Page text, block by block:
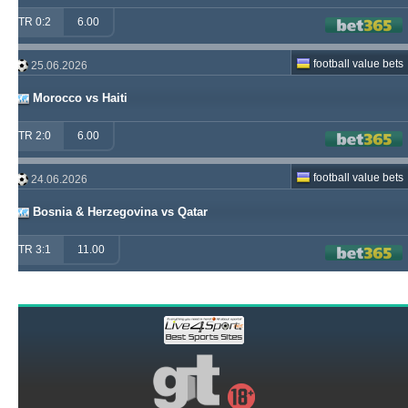
TR 0:2 6.00
25.06.2026
Morocco vs Haiti
football value bets
TR 2:0 6.00
24.06.2026
Bosnia & Herzegovina vs Qatar
football value bets
TR 3:1 11.00